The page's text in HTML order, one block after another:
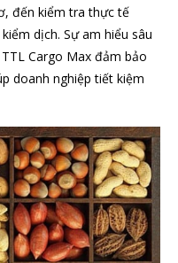
đến kiểm tra thực tế
dịch. Sự am hiểu sâu
Cargo Max đảm bảo
doanh nghiệp tiết kiệm